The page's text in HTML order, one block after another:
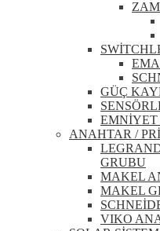
GÜÇ
EMNİYET
ANAHTAR /
GRUBU
MAKEL
MAKEL
VIKO